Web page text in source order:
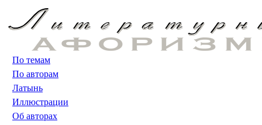
По темам
По авторам
Латынь
Иллюстрации
Об авторах